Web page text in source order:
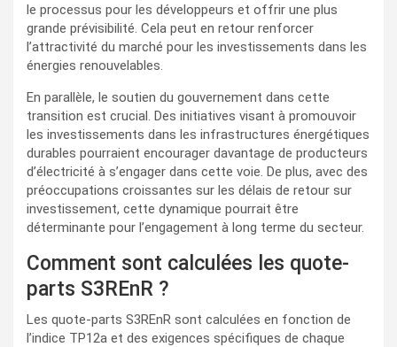
le processus pour les développeurs et offrir une plus
grande prévisibilité. Cela peut en retour renforcer
l’attractivité du marché pour les investissements dans les
énergies renouvelables.
En parallèle, le soutien du gouvernement dans cette
transition est crucial. Des initiatives visant à promouvoir
les investissements dans les infrastructures énergétiques
durables pourraient encourager davantage de producteurs
d’électricité à s’engager dans cette voie. De plus, avec des
préoccupations croissantes sur les délais de retour sur
investissement, cette dynamique pourrait être
déterminante pour l’engagement à long terme du secteur.
Comment sont calculées les quote-
parts S3REnR ?
Les quote-parts S3REnR sont calculées en fonction de
l’indice TP12a et des exigences spécifiques de chaque